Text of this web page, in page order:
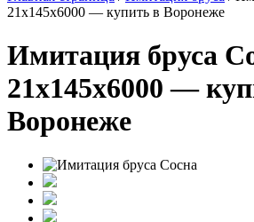
21x145x6000 — купить в Воронеже
Имитация бруса
21x145x6000 —
Воронеже